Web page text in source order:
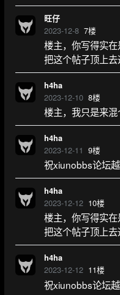
旺仔
2023-12-8 7楼
楼主，你写得实
把这个帖子顶上去
h4ha
2023-12-10 8楼
楼主，我只是来混
h4ha
2023-12-11 9楼
祝xiunobbs论坛越
h4ha
2023-12-12 10楼
楼主，你写得实
把这个帖子顶上去
h4ha
2023-12-12 11楼
祝xiunobbs论坛越